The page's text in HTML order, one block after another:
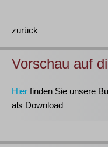
zurück
Vorschau auf
Hier finden Sie unsere
als Download